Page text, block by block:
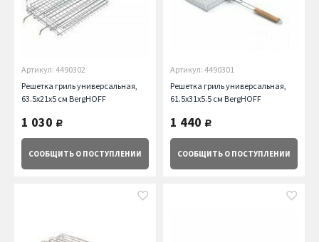
Артикул: 4490302
Решетка гриль универсальная,
63.5х21х5 см BergHOFF
1 030 руб.
СООБЩИТЬ О ПОСТУПЛЕНИИ
Артикул: 4490301
Решетка гриль универсальная,
61.5х31х5.5 см BergHOFF
1 440 руб.
СООБЩИТЬ О ПОСТУПЛЕНИИ